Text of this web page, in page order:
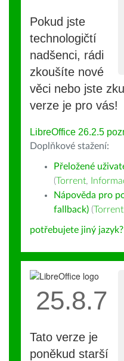
Pokud jste
technologičtí
nadšenci, rádi
zkoušíte nové
věci nebo jste
verze je pro vás!
LibreOffice 26.2.5
Doplňkové stažení:
Přeložené
(Torrent,
Nápověda pro
fallback) (Torrent
potřebujete jiný jazyk?
25.8.7
Tato verze je
poněkud starší